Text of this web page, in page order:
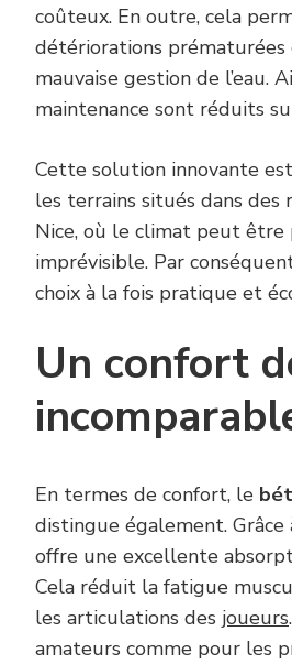
coûteux. En outre, cela
détériorations prématurées
mauvaise gestion de l’eau.
maintenance sont réduits
Cette solution innovante
les terrains situés dans des
Nice, où le climat peut être
imprévisible. Par
choix à la fois pratique et
Un confort
En termes de confort, le
distingue également.
offre une excellente
Cela réduit la fatigue
les articulations des joueurs
amateurs comme pour les